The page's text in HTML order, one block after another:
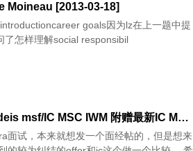
Moineau [2013-03-18]
goals因为lz在上一题中提
了怎样理解social responsibil
纠结选校 wustl gmf/brandeis msf/IC MSC IWM 附赠最新IC MSC IWM R2面经 [2017.03.17]
面试，本来就想发一个面经帖的，但是想来